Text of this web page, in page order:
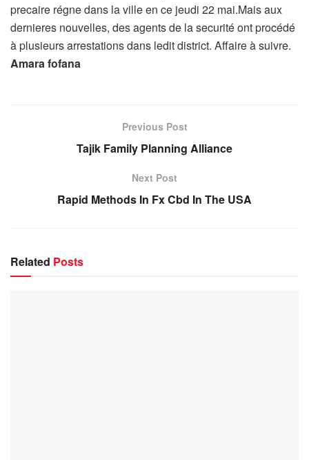
precaire régne dans la ville en ce jeudi 22 mai.Mais aux
dernieres nouvelles, des agents de la securité ont procédé
à plusieurs arrestations dans ledit district. Affaire à suivre.
Amara fofana
Previous Post
Tajik Family Planning Alliance
Next Post
Rapid Methods In Fx Cbd In The USA
Related Posts